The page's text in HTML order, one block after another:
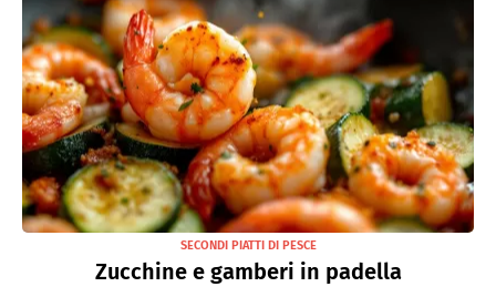
SECONDI PIATTI DI PESCE
Zucchine e gamberi in padella